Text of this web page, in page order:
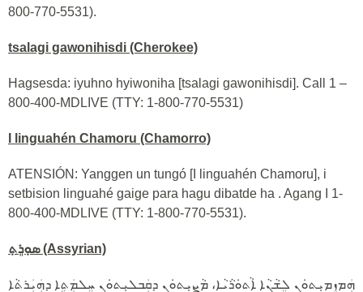
800-770-5531).
tsalagi gawonihisdi (Cherokee)
Hagsesda: iyuhno hyiwoniha [tsalagi gawonihisdi]. Call 1 –
800-400-MDLIVE (TTY: 1-800-770-5531)
I linguahén Chamoru (Chamorro)
ATENSIÓN: Yanggen un tungó [I linguahén Chamoru], i
setbision linguahé gaige para hagu dibatde ha . Agang I 1-
800-400-MDLIVE (TTY: 1-800-770-5531).
ܣܘܼܪܸܬ݂(Assyrian)
ܗܲܡܙܸܡܝܼܬܘܿܢ ܠܸܫܵܢܵܐ ܐܵܬܘܿܪܵܝܵܐ، ܡܵܨܝܼܬܘܿܢ ܕܩܲܒܠܝܼܬܘܿܢ ܚܸܠܡܲܬܹܐ ܕܗܲܝܲܪܬܵܐ